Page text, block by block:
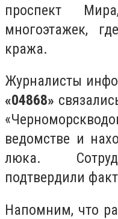
проспект
многоэтажек,
кража.
Журналисты
«04868»
ведомстве и
люка.
подтвердили
Напомним, что